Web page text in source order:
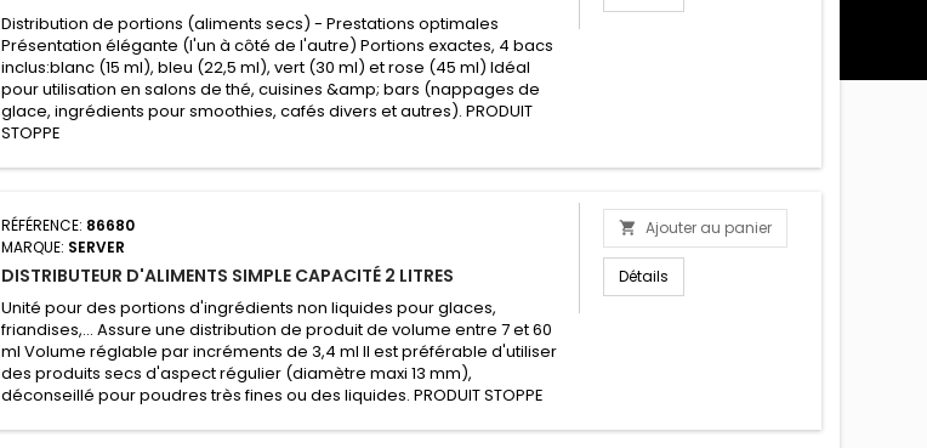
Distribution de portions (aliments secs) - Prestations optimales
Présentation élégante (l'un à côté de l'autre) Portions exactes, 4 bacs
inclus:blanc (15 ml), bleu (22,5 ml), vert (30 ml) et rose (45 ml) Idéal
pour utilisation en salons de thé, cuisines &amp; bars (nappages de
glace, ingrédients pour smoothies, cafés divers et autres). PRODUIT
STOPPE
RÉFÉRENCE: 86680
MARQUE: SERVER
DISTRIBUTEUR D'ALIMENTS SIMPLE CAPACITÉ 2 LITRES
Unité pour des portions d'ingrédients non liquides pour glaces,
friandises,... Assure une distribution de produit de volume entre 7 et 60
ml Volume réglable par incréments de 3,4 ml Il est préférable d'utiliser
des produits secs d'aspect régulier (diamètre maxi 13 mm),
déconseillé pour poudres très fines ou des liquides. PRODUIT STOPPE
 Ajouter au panier
Détails